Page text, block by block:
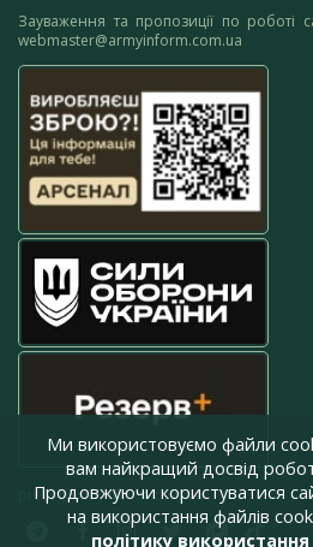
Зауваження та пропозиції по роботі
webmaster@armyinform.com.ua
press@armyinform.com.ua
Ми використовуємо файли
вам найкращий досвід
Продовжуючи користуватися
на використання файлів
політику